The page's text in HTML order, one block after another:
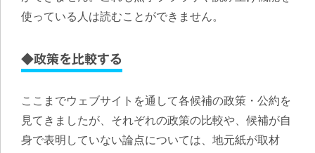
使っている人は読むことができません。
◆政策を比較する
ここまでウェブサイトを通して各候補の政策・公約を
見てきましたが、それぞれの政策の比較や、候補が自
身で表明していない論点については、地元紙が取材